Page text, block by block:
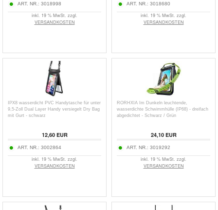
ART. NR.: 3018998
inkl. 19 % MwSt. zzgl.
VERSANDKOSTEN
ART. NR.: 3018680
inkl. 19 % MwSt. zzgl.
VERSANDKOSTEN
IPX8 wasserdicht PVC Handytasche für unter
9,5-Zoll Dual Layer Handy versiegelt Dry Bag
mit Gurt - schwarz
12,60EUR
ART. NR.: 3002864
inkl. 19 % MwSt. zzgl.
VERSANDKOSTEN
RORHXIA Im Dunkeln leuchtende,
wasserdichte Schwimmhülle (IP68) - dreifach
abgedichtet - Schwarz / Grün
24,10EUR
ART. NR.: 3019292
inkl. 19 % MwSt. zzgl.
VERSANDKOSTEN